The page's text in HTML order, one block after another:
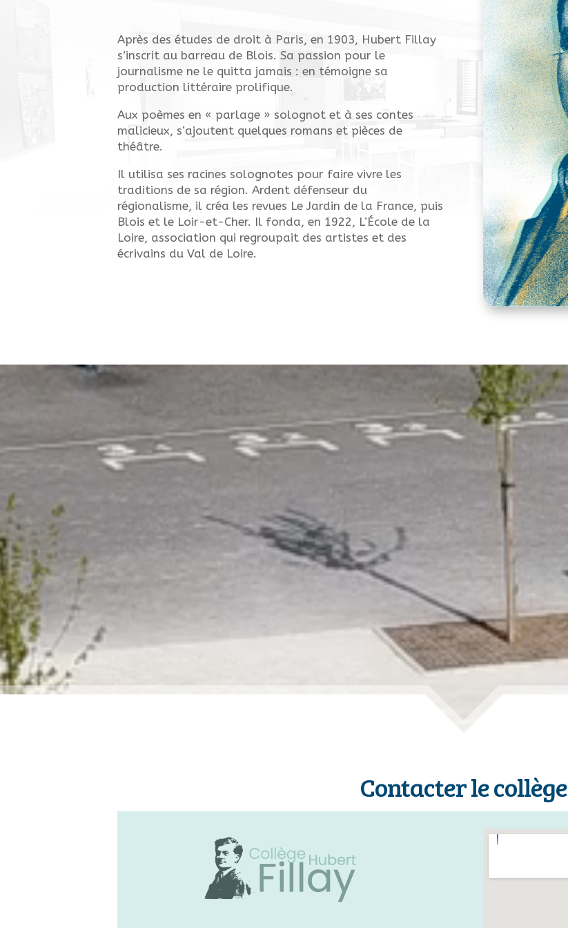
Après des études de droit à Paris, en 1903, Hubert Fillay
s’inscrit au barreau de Blois. Sa passion pour le
journalisme ne le quitta jamais : en témoigne sa
production littéraire prolifique.
Aux poèmes en « parlage » solognot et à ses contes
malicieux, s’ajoutent quelques romans et pièces de
théâtre.
Il utilisa ses racines solognotes pour faire vivre les
traditions de sa région. Ardent défenseur du
régionalisme, il créa les revues Le Jardin de la France, puis
Blois et le Loir-et-Cher. Il fonda, en 1922, L’École de la
Loire, association qui regroupait des artistes et des
écrivains du Val de Loire.
Contacter le collège